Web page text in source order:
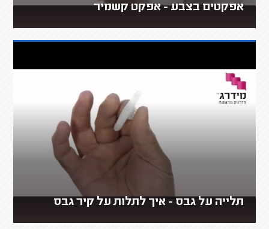
אפקטים בצבע - אפקט קשמיר
תלייה על גבס - איך לתלות על קיר גבס